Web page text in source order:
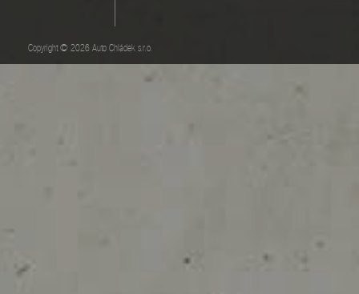
Copyright © 2026 Auto Chládek s.r.o.